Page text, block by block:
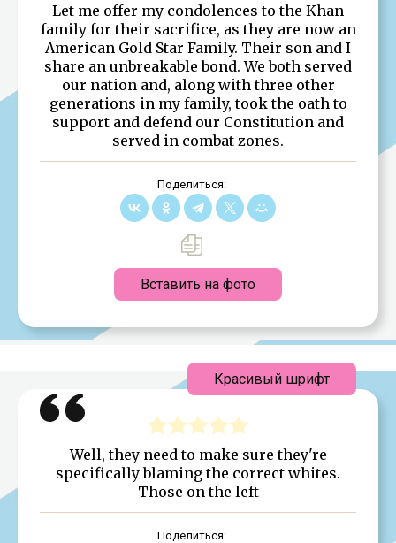
Let me offer my condolences to the Khan
family for their sacrifice, as they are now an
American Gold Star Family. Their son and I
share an unbreakable bond. We both served
our nation and, along with three other
generations in my family, took the oath to
support and defend our Constitution and
served in combat zones.
Поделиться:
Вставить на фото
Well, they need to make sure they're
specifically blaming the correct whites.
Those on the left
Поделиться:
Красивый шрифт